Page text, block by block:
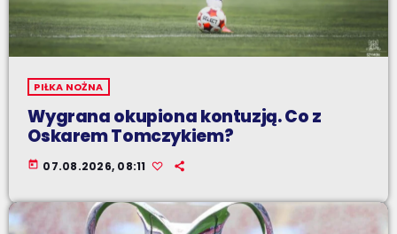
PIŁKA NOŻNA
Wygrana okupiona kontuzją. Co z
Oskarem Tomczykiem?
today 07.08.2026, 08:11